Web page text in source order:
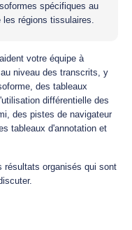
spécifiques au
régions tissulaires.
votre équipe à
niveau des transcrits, y
des tableaux
différentielle des
des pistes de navigateur
tableaux d'annotation et
résultats organisés qui sont